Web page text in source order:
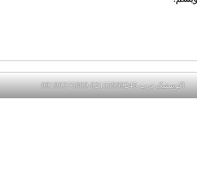
اکوستیک درب 02155969245-09196375800